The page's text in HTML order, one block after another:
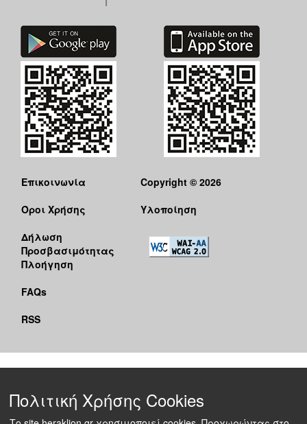
Επικοινωνία
Όροι Χρήσης
Δήλωση
Προσβασιμότητας
Πλοήγηση
FAQs
RSS
Copyright © 2026
Υλοποίηση
Πολιτική Χρήσης Cookies